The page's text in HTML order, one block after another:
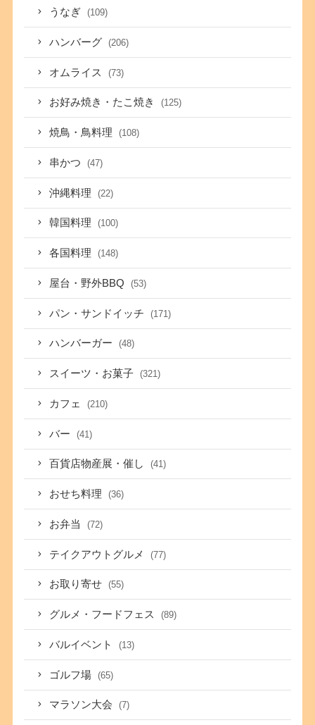
うなぎ (109)
ハンバーグ (206)
オムライス (73)
お好み焼き・たこ焼き (125)
焼鳥・鳥料理 (108)
串かつ (47)
沖縄料理 (22)
韓国料理 (100)
各国料理 (148)
屋台・野外BBQ (53)
パン・サンドイッチ (171)
ハンバーガー (48)
スイーツ・お菓子 (321)
カフェ (210)
バー (41)
百貨店物産展・催し (41)
おせち料理 (36)
お弁当 (72)
テイクアウトグルメ (77)
お取り寄せ (55)
グルメ・フードフェス (89)
バルイベント (13)
ゴルフ場 (65)
マラソン大会 (7)